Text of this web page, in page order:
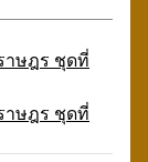
าษฎร ชุดที่
าษฎร ชุดที่